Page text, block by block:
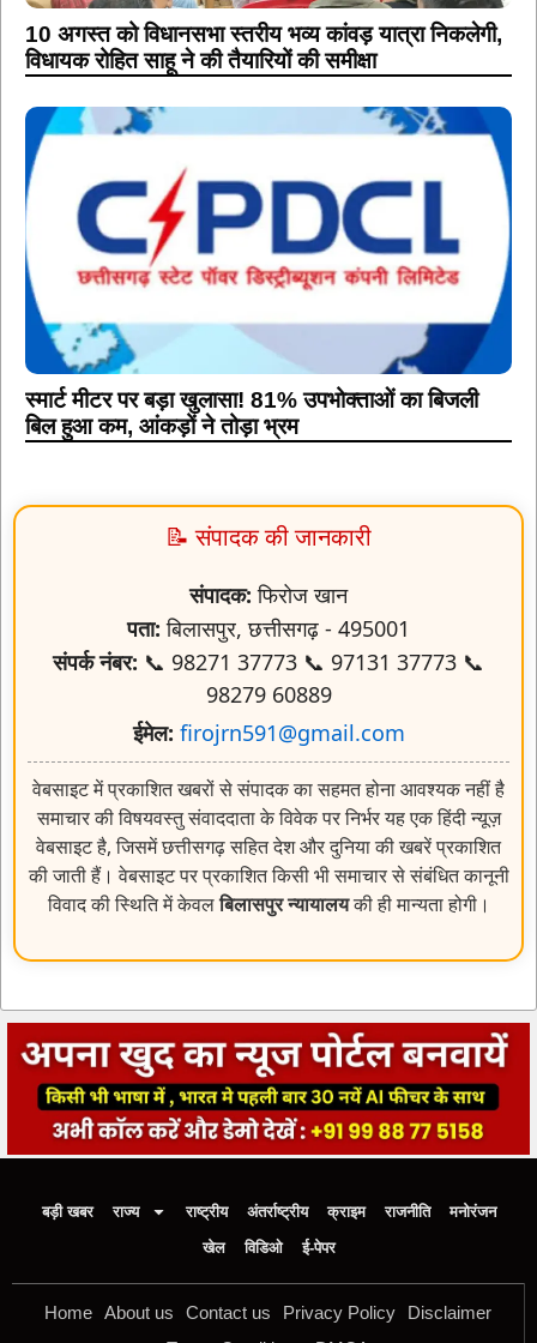
10 अगस्त को विधानसभा स्तरीय भव्य कांवड़ यात्रा निकलेगी,
विधायक रोहित साहू ने की तैयारियों की समीक्षा
स्मार्ट मीटर पर बड़ा खुलासा! 81% उपभोक्ताओं का बिजली
बिल हुआ कम, आंकड़ों ने तोड़ा भ्रम
📝 संपादक की जानकारी
संपादक: फिरोज खान
पता: बिलासपुर, छत्तीसगढ़ - 495001
संपर्क नंबर: 📞 98271 37773 📞 97131 37773 📞
98279 60889
ईमेल: firojrn591@gmail.com
वेबसाइट में प्रकाशित खबरों से संपादक का सहमत होना आवश्यक नहीं है
समाचार की विषयवस्तु संवाददाता के विवेक पर निर्भर यह एक हिंदी न्यूज़
वेबसाइट है, जिसमें छत्तीसगढ़ सहित देश और दुनिया की खबरें प्रकाशित
की जाती हैं। वेबसाइट पर प्रकाशित किसी भी समाचार से संबंधित कानूनी
विवाद की स्थिति में केवलबिलासपुर न्यायालयकी ही मान्यता होगी।
बड़ी खबर राज्य राष्ट्रीय अंतर्राष्ट्रीय क्राइम राजनीति
मनोरंजन
खेल
विडिओ ई-पेपर
Home About us Contact us Privacy Policy
Disclaimer